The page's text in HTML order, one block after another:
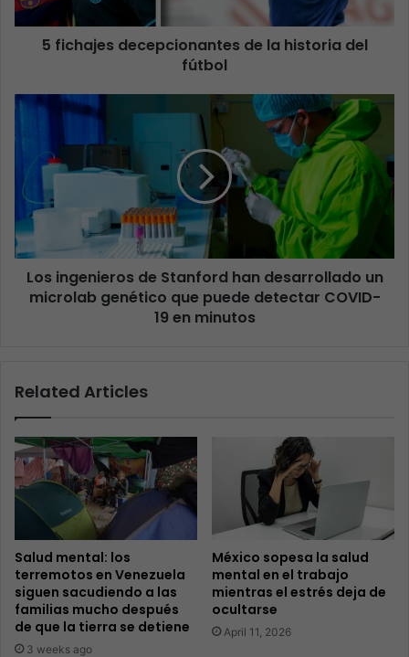
5 fichajes decepcionantes de la historia del
fútbol
Los ingenieros de Stanford han desarrollado un
microlab genético que puede detectar COVID-
19 en minutos
Related Articles
Salud mental: los
terremotos en Venezuela
siguen sacudiendo a las
familias mucho después
de que la tierra se detiene
3 weeks ago
México sopesa la salud
mental en el trabajo
mientras el estrés deja de
ocultarse
April 11, 2026